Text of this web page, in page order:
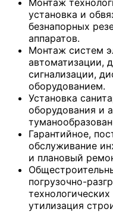
установка и
безнапорных
аппаратов.
Монтаж систем
автоматизации,
сигнализации,
оборудованием.
Установка
оборудования и
Гарантийное,
обслуживание
и плановый
погрузочно-
утилизация